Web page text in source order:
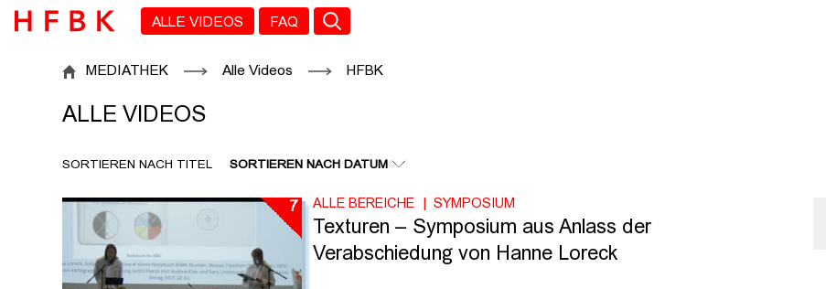
Zu den Filtern
Zur Metanavigation
Zur Hauptnavigation
Zur Suche
Zum Inhalt
Zum Seitenfuss ALLE VIDEOS FAQ
ALLE VIDEOS
MEDIATHEK Alle Videos HFBK
ALLE VIDEOS
SORTIEREN NACH TITEL SORTIEREN NACH DATUM
7 ALLE BEREICHE SYMPOSIUM
Texturen – Symposium aus Anlass der
Verabschiedung von Hanne Loreck